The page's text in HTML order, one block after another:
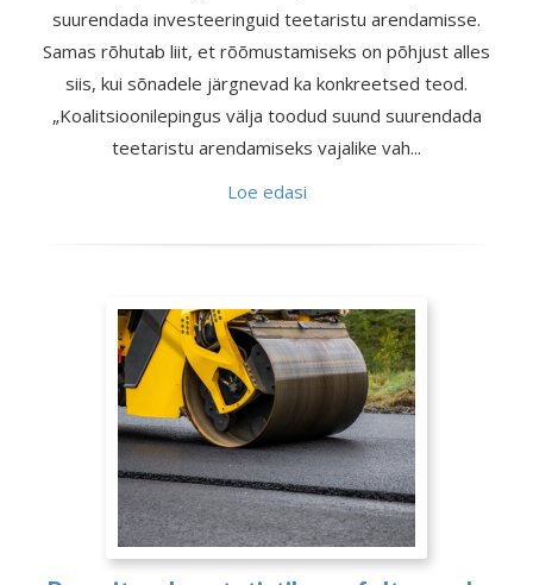
suurendada investeeringuid teetaristu arendamisse.
Samas rõhutab liit, et rõõmustamiseks on põhjust alles
siis, kui sõnadele järgnevad ka konkreetsed teod.
„Koalitsioonilepingus välja toodud suund suurendada
teetaristu arendamiseks vajalike vah...
Loe edasi